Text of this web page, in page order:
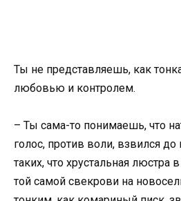
Ты не представляешь, как
любовью и контролем.
– Ты сама-то понимаешь, что
голос, против воли, взвился
таких, что хрустальная люстра
той самой свекрови на